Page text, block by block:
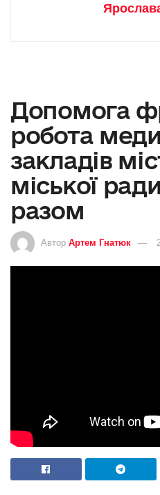
Допомога
робота
закладів
міської
разом
Автор Артем Гнатюк